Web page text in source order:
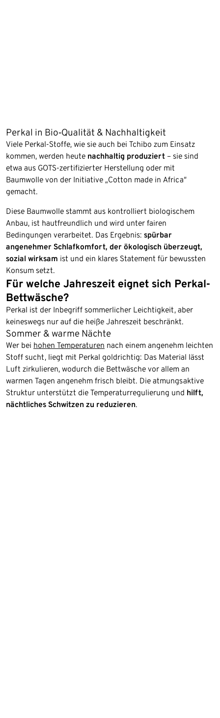
Perkal in Bio‑Qualität & Nachhaltigkeit
Viele Perkal-Stoffe, wie sie auch bei Tchibo zum Einsatz
kommen, werden heute nachhaltig produziert – sie sind
etwa aus GOTS-zertifizierter Herstellung oder mit
Baumwolle von der Initiative „Cotton made in Africa“
gemacht.
Diese Baumwolle stammt aus kontrolliert biologischem
Anbau, ist hautfreundlich und wird unter fairen
Bedingungen verarbeitet. Das Ergebnis: spürbar
angenehmer Schlafkomfort, der ökologisch überzeugt,
sozial wirksam ist und ein klares Statement für bewussten
Konsum setzt.
Für welche Jahreszeit eignet sich Perkal-
Bettwäsche?
Perkal ist der Inbegriff sommerlicher Leichtigkeit, aber
keineswegs nur auf die heiße Jahreszeit beschränkt.
Sommer & warme Nächte
Wer bei hohen Temperaturen nach einem angenehm leichten
Stoff sucht, liegt mit Perkal goldrichtig: Das Material lässt
Luft zirkulieren, wodurch die Bettwäsche vor allem an
warmen Tagen angenehm frisch bleibt. Die atmungsaktive
Struktur unterstützt die Temperaturregulierung und hilft,
nächtliches Schwitzen zu reduzieren.